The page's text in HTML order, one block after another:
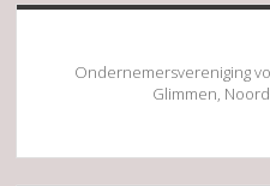
Ondernemersvereniging
Glimmen,